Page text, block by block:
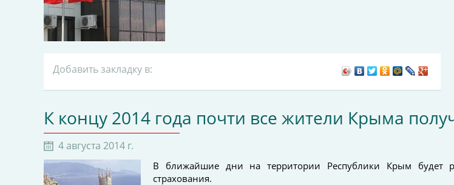
Добавить закладку в:
К концу 2014 года почти все жители Крыма
4 августа 2014 г.
В ближайшие дни на территории Республики Крым будет
страхования.